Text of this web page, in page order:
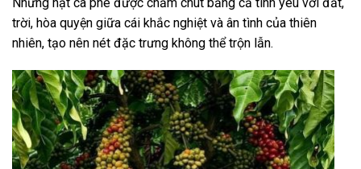
trời, hòa quyện giữa cái khắc nghiệt và ân tình của thiên
nhiên, tạo nên nét đặc trưng không thể trộn lẫn.